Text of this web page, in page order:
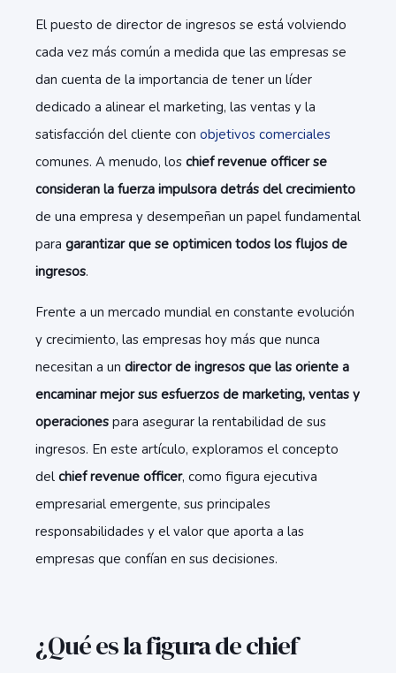
El puesto de director de ingresos se está volviendo
cada vez más común a medida que las empresas se
dan cuenta de la importancia de tener un líder
dedicado a alinear el marketing, las ventas y la
satisfacción del cliente con objetivos comerciales
comunes. A menudo, los chief revenue officer se
consideran la fuerza impulsora detrás del crecimiento
de una empresa y desempeñan un papel fundamental
para garantizar que se optimicen todos los flujos de
ingresos.
Frente a un mercado mundial en constante evolución
y crecimiento, las empresas hoy más que nunca
necesitan a un director de ingresos que las oriente a
encaminar mejor sus esfuerzos de marketing, ventas y
operaciones para asegurar la rentabilidad de sus
ingresos. En este artículo, exploramos el concepto
del chief revenue officer, como figura ejecutiva
empresarial emergente, sus principales
responsabilidades y el valor que aporta a las
empresas que confían en sus decisiones.
¿Qué es la figura de chief